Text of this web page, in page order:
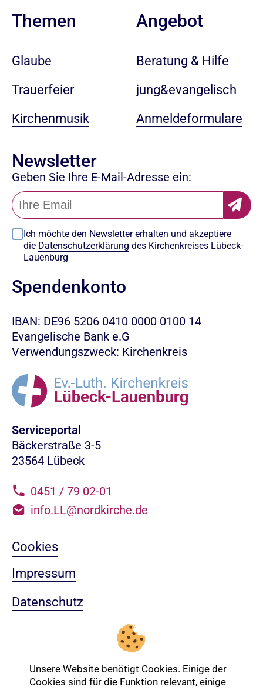
Themen
Glaube
Trauerfeier
Kirchenmusik
Angebot
Beratung & Hilfe
jung&evangelisch
Anmeldeformulare
Newsletter
Geben Sie Ihre E-Mail-Adresse ein:
Ich möchte den Newsletter erhalten und akzeptiere
die Datenschutzerklärung des Kirchenkreises Lübeck-
Lauenburg
Spendenkonto
IBAN: DE96 5206 0410 0000 0100 14
Evangelische Bank e.G
Verwendungszweck: Kirchenkreis
Serviceportal
Bäckerstraße 3-5
23564 Lübeck
0451 / 79 02-01
info.LL@nordkirche.de
Cookies
Impressum
Datenschutz
Nach oben
Unsere Website benötigt Cookies. Einige der
Cookies sind für die Funktion relevant, einige